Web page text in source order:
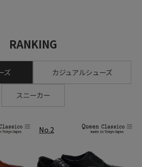
RANKING
ズ カジュアルシューズ
スニーカー